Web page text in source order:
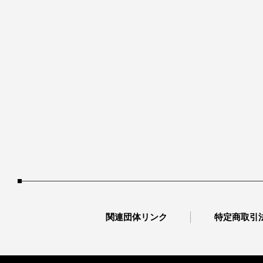
関連団体リンク 特定商取引